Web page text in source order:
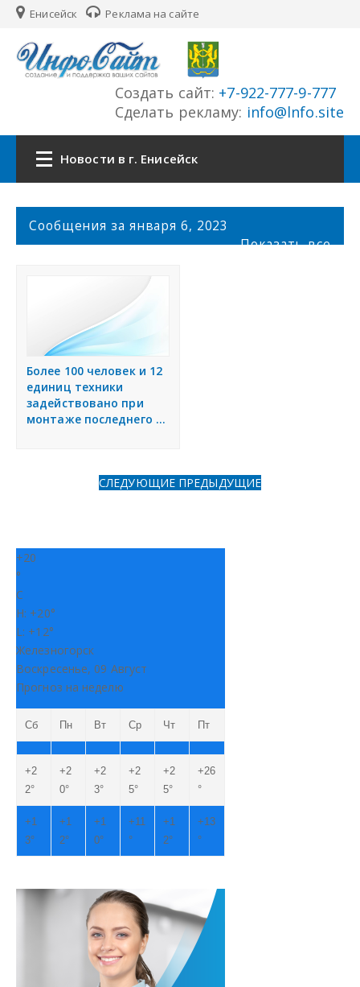
Енисейск Реклама на сайте
Создать сайт: +7-922-777-9-777
Сделать рекламу: info@lnfo.site
Новости в г. Енисейск
Главная
История города
Разместить объявление
Регионы России
Создание сайтов
Сообщения за января 6, 2023
Показать все
Более 100 человек и 12
единиц техники
задействовано при
монтаже последнего ...
СЛЕДУЮЩИЕ ПРЕДЫДУЩИЕ
+20
°
C
H: +20°
L: +12°
Железногорск
Воскресенье, 09 Август
Прогноз на неделю
Сб Пн Вт Ср Чт Пт
+2
2°
+2
0°
+2
3°
+2
5°
+2
5°
+26
°
+1
3°
+1
2°
+1
0°
+11
°
+1
2°
+13
°